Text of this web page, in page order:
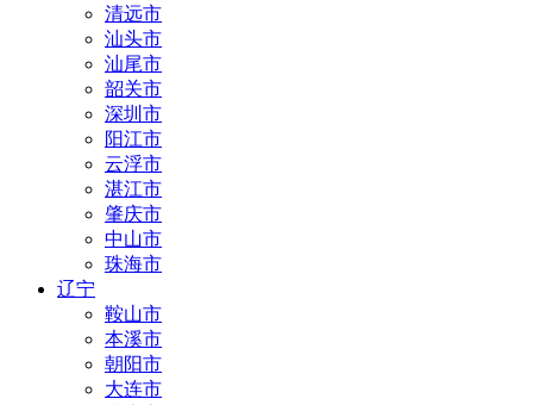
清远市
汕头市
汕尾市
韶关市
深圳市
阳江市
云浮市
湛江市
肇庆市
中山市
珠海市
辽宁
鞍山市
本溪市
朝阳市
大连市